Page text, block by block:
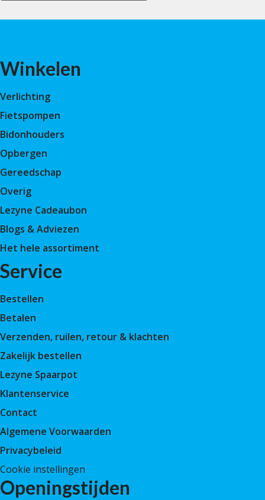
Winkelen
Verlichting
Fietspompen
Bidonhouders
Opbergen
Gereedschap
Overig
Lezyne Cadeaubon
Blogs & Adviezen
Het hele assortiment
Service
Bestellen
Betalen
Verzenden, ruilen, retour & klachten
Zakelijk bestellen
Lezyne Spaarpot
Klantenservice
Contact
Algemene Voorwaarden
Privacybeleid
Cookie instellingen
Openingstijden